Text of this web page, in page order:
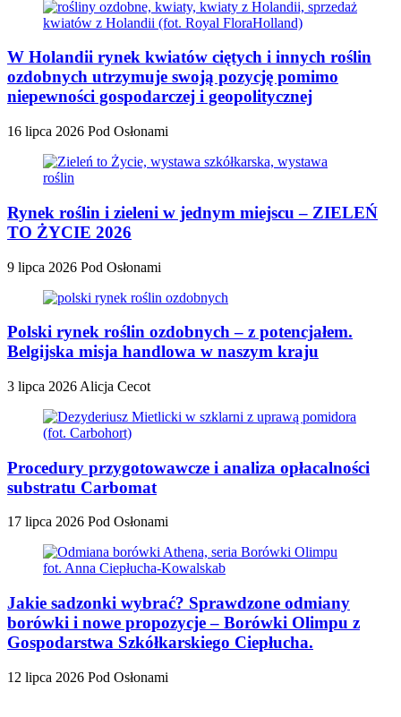
W Holandii rynek kwiatów ciętych i innych roślin
ozdobnych utrzymuje swoją pozycję pomimo
niepewności gospodarczej i geopolitycznej
16 lipca 2026 Pod Osłonami
Rynek roślin i zieleni w jednym miejscu – ZIELEŃ
TO ŻYCIE 2026
9 lipca 2026 Pod Osłonami
Polski rynek roślin ozdobnych – z potencjałem.
Belgijska misja handlowa w naszym kraju
3 lipca 2026 Alicja Cecot
Procedury przygotowawcze i analiza opłacalności
substratu Carbomat
17 lipca 2026 Pod Osłonami
Jakie sadzonki wybrać? Sprawdzone odmiany
borówki i nowe propozycje – Borówki Olimpu z
Gospodarstwa Szkółkarskiego Ciepłucha.
12 lipca 2026 Pod Osłonami